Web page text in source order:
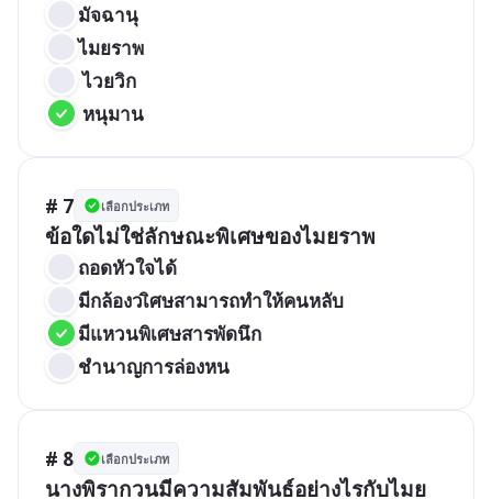
มัจฉานุ
ไมยราพ
ไวยวิก
หนุมาน
# 7 เลือกประเภท
ข้อใดไม่ใช่ลักษณะพิเศษของไมยราพ
ถอดหัวใจได้
มีกล้องวเิศษสามารถทำให้คนหลับ
มีแหวนพิเศษสารพัดนึก
ชำนาญการล่องหน
# 8 เลือกประเภท
นางพิรากวนมีความสัมพันธ์อย่างไรกับไมย